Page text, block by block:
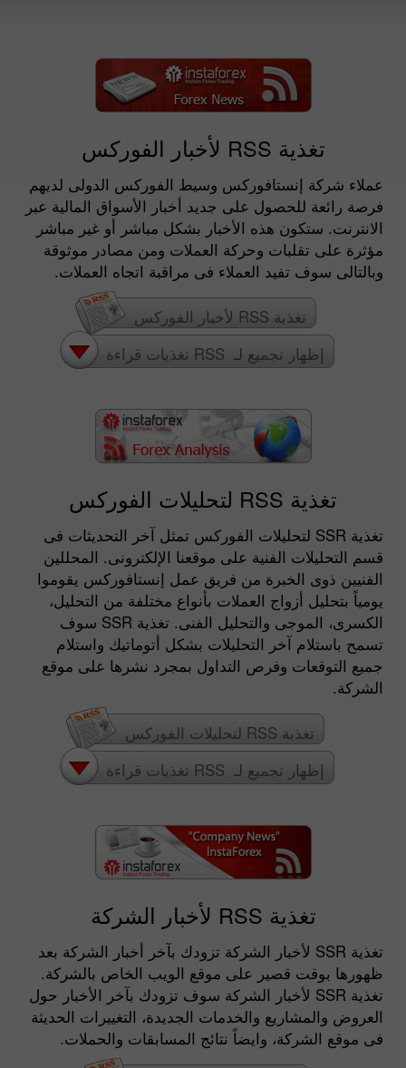
تغذية RSS لأخبار الفوركس
عملاء شركة إنستافوركس وسيط الفوركس الدولى لديهم
فرصة رائعة للحصول على جديد أخبار الأسواق المالية عبر
الانترنت. ستكون هذه الأخبار بشكل مباشر أو غير مباشر
مؤثرة على تقلبات وحركة العملات ومن مصادر موثوقة
وبالتالى سوف تفيد العملاء فى مراقبة اتجاه العملات.
تغذية RSS لأخبار الفوركس
إظهار تجميع لـ RSS تغذيات قراءة
تغذية RSS لتحليلات الفوركس
تغذية RSS لتحليلات الفوركس تمثل آخر التحديثات فى
قسم التحليلات الفنية على موقعنا الإلكترونى. المحللين
الفنيين ذوى الخبرة من فريق عمل إنستافوركس يقوموا
يومياً بتحليل أزواج العملات بأنواع مختلفة من التحليل،
الكسرى، الموجى والتحليل الفنى. تغذية RSS سوف
تسمح باستلام آخر التحليلات بشكل أتوماتيك واستلام
جميع التوقعات وفرص التداول بمجرد نشرها على موقع
الشركة.
تغذية RSS لتحليلات الفوركس
إظهار تجميع لـ RSS تغذيات قراءة
تغذية RSS لأخبار الشركة
تغذية RSS لأخبار الشركة تزودك بآخر أخبار الشركة بعد
ظهورها بوقت قصير على موقع الويب الخاص بالشركة.
تغذية RSS لأخبار الشركة سوف تزودك بآخر الأخبار حول
العروض والمشاريع والخدمات الجديدة، التغييرات الحديثة
فى موقع الشركة، وايضاً نتائج المسابقات والحملات.